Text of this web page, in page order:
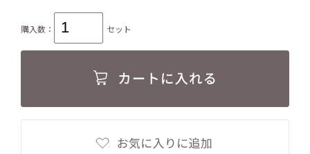
購入数： セット